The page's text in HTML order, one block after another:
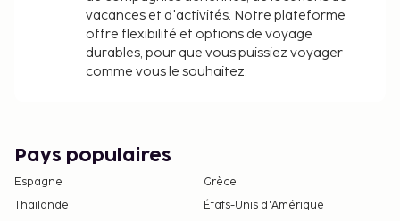
La liste ci-dessus peut ne pas être exhaustive. Les
frais et acomptes peuvent être mentionnés hors
taxe et sont soumis à modification.
vacances et d'activités. Notre plateforme
offre flexibilité et options de voyage
durables, pour que vous puissiez voyager
comme vous le souhaitez.
Pays populaires
Espagne
Grèce
Thaïlande
États-Unis d'Amérique